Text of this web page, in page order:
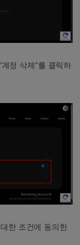
정 삭제”를 클릭하
한 조건에 동의한